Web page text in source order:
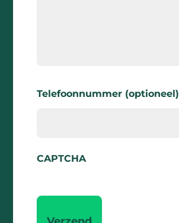
Telefoonnummer (optioneel)
CAPTCHA